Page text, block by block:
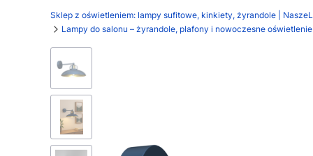
Sklep z oświetleniem: lampy sufitowe, kinkiety, żyrandole |
Lampy do salonu – żyrandole, plafony i nowoczesne